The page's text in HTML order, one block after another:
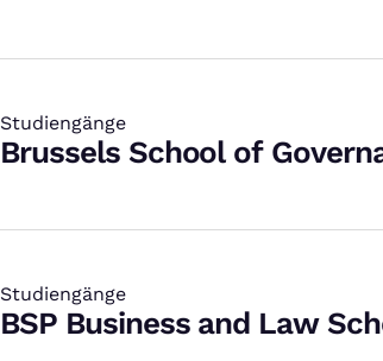
Studiengänge
:
Brussels School of
Studiengänge
:
BSP Business and Law